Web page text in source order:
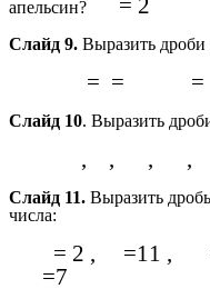
апельсин?
= 2
Слайд 9. Выразить
= = =
Слайд 10. Выразить
, , ,
Слайд 11. Выразить
числа:
= 2 , =11 ,
=7